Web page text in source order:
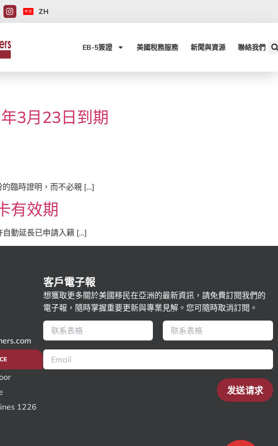
ZH
EB-5簽證​ 美國稅務服務 新聞與資源 聯絡我們
3月23日到期
臨時證明，而不必親 […]
有效期
動延長已申請入籍 […]
1226
客戶電子報
想獲取更多關於美國移民在亞洲的最新資訊，請免費訂閱我們的
電子報，隨時掌握重要更新與專業見解。您可隨時取消訂閱。
发送请求